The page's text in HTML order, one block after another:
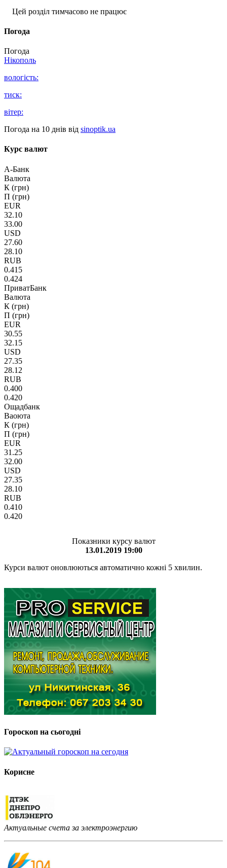
Цей розділ тимчасово не працює
Погода
Погода
Нікополь
вологість:
тиск:
вітер:
Погода на 10 днів від sinoptik.ua
Курс валют
А-Банк
Валюта
К (грн)
П (грн)
EUR
32.10
33.00
USD
27.60
28.10
RUB
0.415
0.424
ПриватБанк
Валюта
К (грн)
П (грн)
EUR
30.55
32.15
USD
27.35
28.12
RUB
0.400
0.420
Ощадбанк
Ваоюта
К (грн)
П (грн)
EUR
31.25
32.00
USD
27.35
28.10
RUB
0.410
0.420
Показники курсу валют
13.01.2019 19:00
Курси валют оновлюються автоматично кожні 5 хвилин.
Гороскоп на сьогодні
Корисне
Актуальные счета за электроэнергию